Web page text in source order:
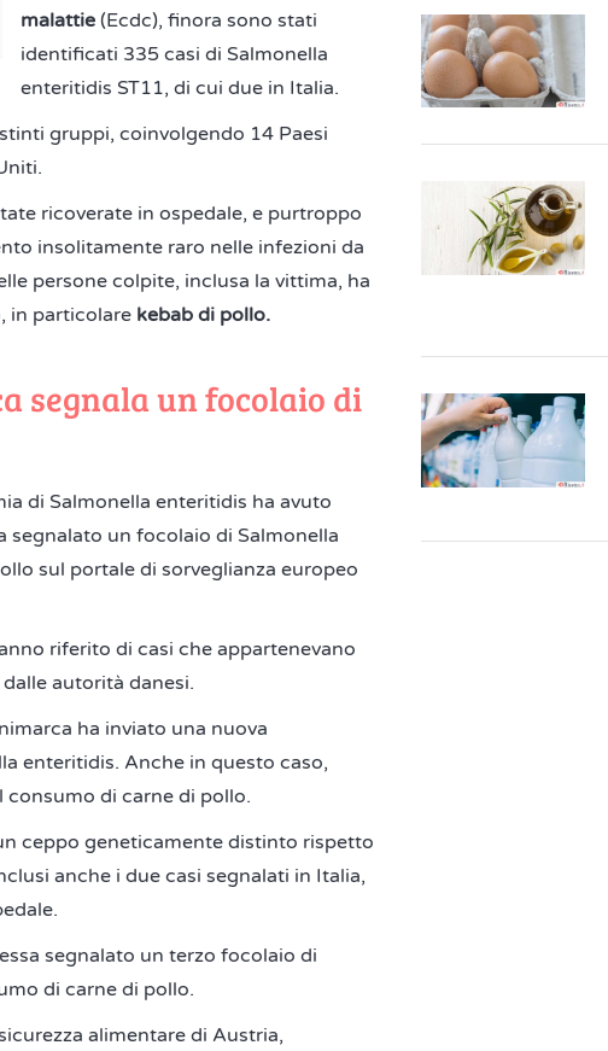
malattie (Ecdc), finora sono stati
identificati 335 casi di Salmonella
enteritidis ST11, di cui due in Italia.
gruppi, coinvolgendo 14 Paesi
ricoverate in ospedale, e purtroppo
insolitamente raro nelle infezioni da
persone colpite, inclusa la vittima, ha
in particolare kebab di pollo.
segnala un focolaio di
di Salmonella enteritidis ha avuto
segnalato un focolaio di Salmonella
sul portale di sorveglianza europeo
riferito di casi che appartenevano
autorità danesi.
ha inviato una nuova
enteritidis. Anche in questo caso,
consumo di carne di pollo.
ceppo geneticamente distinto rispetto
anche i due casi segnalati in Italia,
segnalato un terzo focolaio di
di carne di pollo.
alimentare di Austria,